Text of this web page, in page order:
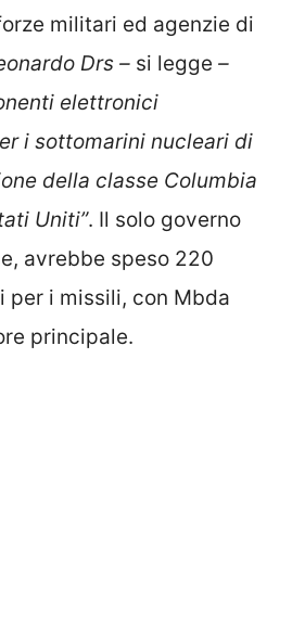
militari ed agenzie di
Drs – si legge –
elettronici
i sottomarini nucleari di
della classe Columbia
Uniti”. Il solo governo
avrebbe speso 220
per i missili, con Mbda
principale.